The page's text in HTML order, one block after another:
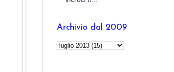
Archivio dal 2009